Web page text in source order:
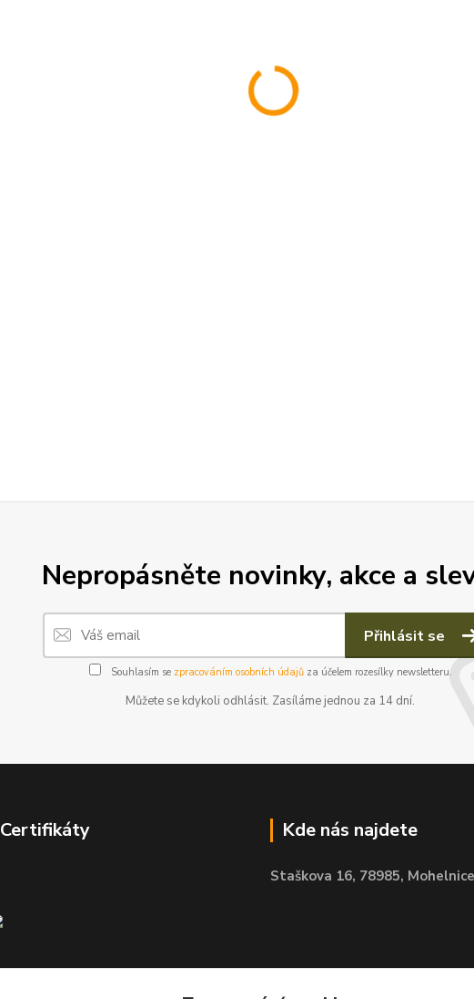
Nepropásněte novinky, akce a
Přihlásit se
Souhlasím se zpracováním osobních údajůza účelem rozesílky newsletteru.
Můžete se kdykoli odhlásit. Zasíláme jednou za 14 dní.
Certifikáty Kde nás najdete
Staškova 16, 78985, Mohelnice